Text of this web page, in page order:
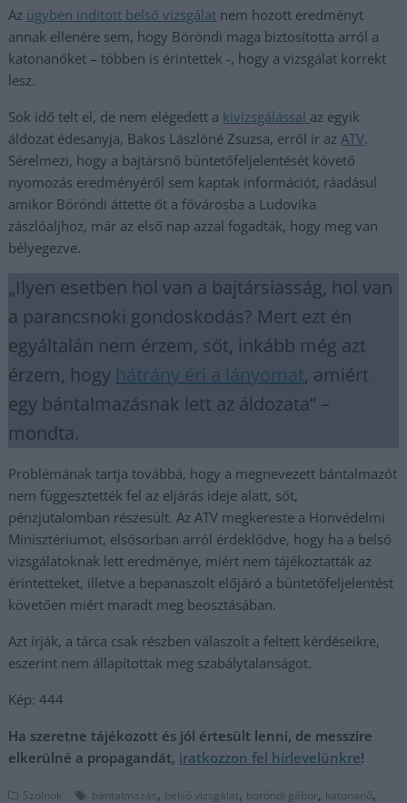
Az ügyben indított belső vizsgálat nem hozott eredményt
annak ellenére sem, hogy Böröndi maga biztosította arról a
katonanőket – többen is érintettek -, hogy a vizsgálat korrekt
lesz.
Sok idő telt el, de nem elégedett a kivizsgálással az egyik
áldozat édesanyja, Bakos Lászlóné Zsuzsa, erről ír azATV.
Sérelmezi, hogy a bajtársnő büntetőfeljelentését követő
nyomozás eredményéről sem kaptak információt, ráadásul
amikor Böröndi áttette őt a fővárosba a Ludovika
zászlóaljhoz, már az első nap azzal fogadták, hogy meg van
bélyegezve.
„Ilyen esetben hol van a bajtársiasság, hol van
a parancsnoki gondoskodás? Mert ezt én
egyáltalán nem érzem, sőt, inkább még azt
érzem, hogy hátrány éri a lányomat, amiért
egy bántalmazásnak lett az áldozata” –
mondta.
Problémának tartja továbbá, hogy a megnevezett bántalmazót
nem függesztették fel az eljárás ideje alatt, sőt,
pénzjutalomban részesült. Az ATV megkereste a Honvédelmi
Minisztériumot, elsősorban arról érdeklődve, hogy ha a belső
vizsgálatoknak lett eredménye, miért nem tájékoztatták az
érintetteket, illetve a bepanaszolt előjáró a büntetőfeljelentést
követően miért maradt meg beosztásában.
Azt írják, a tárca csak részben válaszolt a feltett kérdéseikre,
eszerint nem állapítottak meg szabálytalanságot.
Kép: 444
Ha szeretne tájékozott és jól értesült lenni, de messzire
elkerülné a propagandát, iratkozzon fel hírlevelünkre!
Szolnok bántalmazás, belső vizsgálat, böröndi gábor, katonanő,